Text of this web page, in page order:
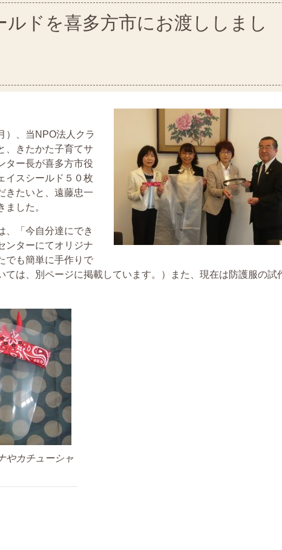
ルドを喜多方市にお渡ししまし
、当NPO法人クラ
、きたかた子育てサ
ター長が喜多方市役
イスシールド５０枚
きたいと、遠藤忠一
した。
「今自分達にでき
ンターにてオリジナ
でも簡単に手作りで
ては、別ページに掲載しています。）また、現在は防護服の試
やカチューシャ